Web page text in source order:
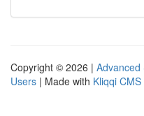
Copyright © 2026 | Advanced
Users | Made with Kliqqi CMS